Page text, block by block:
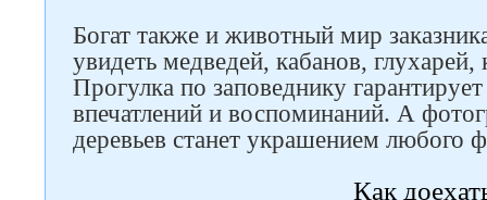
Богат также и животный мир
увидеть медведей, кабанов,
Прогулка по заповеднику
впечатлений и воспоминаний. А
деревьев станет украшением любого
Как